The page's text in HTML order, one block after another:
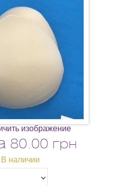
изображение
80.00 грн
В наличии